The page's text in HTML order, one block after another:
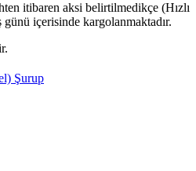
itibaren aksi belirtilmedikçe (Hızlı
içerisinde kargolanmaktadır.
Şurup